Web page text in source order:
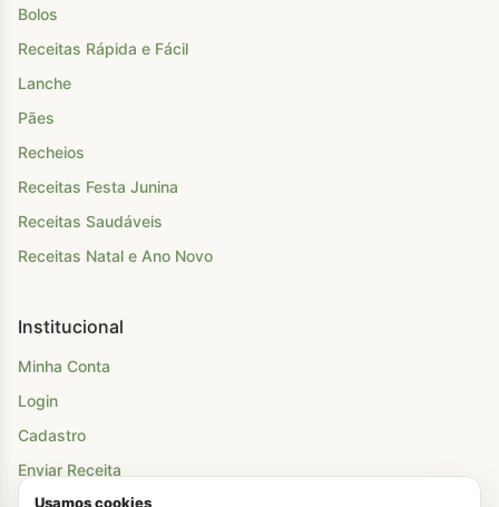
Bolos
Receitas Rápida e Fácil
Lanche
Pães
Recheios
Receitas Festa Junina
Receitas Saudáveis
Receitas Natal e Ano Novo
Institucional
Minha Conta
Login
Cadastro
Enviar Receita
Usamos cookies